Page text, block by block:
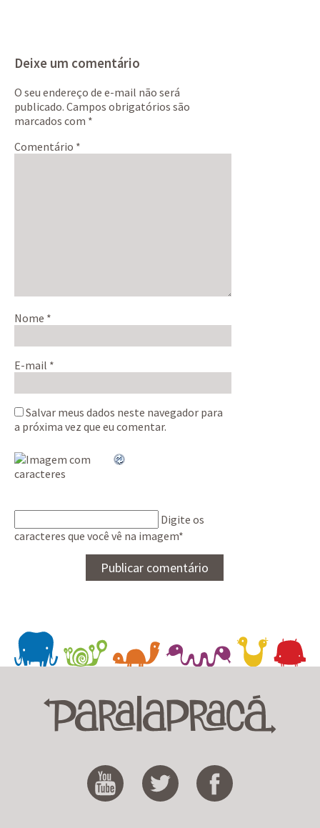
Deixe um comentário
O seu endereço de e-mail não será
publicado. Campos obrigatórios são
marcados com *
Comentário *
Nome *
E-mail *
Salvar meus dados neste navegador para
a próxima vez que eu comentar.
Digite os
caracteres que você vê na imagem*